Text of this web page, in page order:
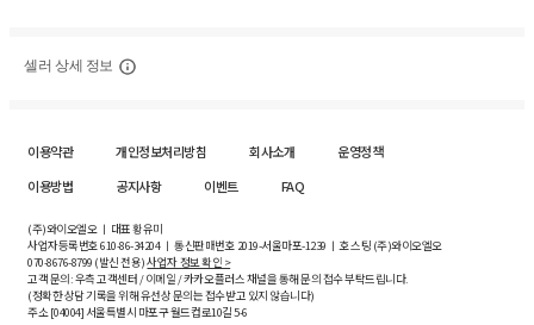
셀러 상세 정보
이용약관 개인정보처리방침 회사소개
운영정책
이용방법
공지사항 이벤트 FAQ
(주)와이오엘오 ㅣ 대표 황유미
사업자등록번호610-86-34204ㅣ 통신판매번호 2019-서울마포-1239 ㅣ 호스팅 (주)와이오엘오
070-8676-8799 (발신 전용)사업자 정보 확인 >
고객 문의: 우측 고객센터 / 이메일 / 카카오플러스 채널을 통해 문의 접수 부탁드립니다.
(정확한 상담 기록을 위해 유선상 문의는 접수받고 있지 않습니다)
주소 [04004] 서울특별시 마포구 월드컵로10길5-6